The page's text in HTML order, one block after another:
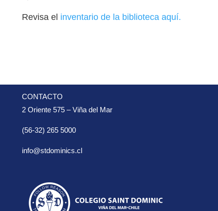
Revisa el inventario de la biblioteca aquí.
CONTACTO
2 Oriente 575 – Viña del Mar
(56-32) 265 5000
info@stdominics.cl